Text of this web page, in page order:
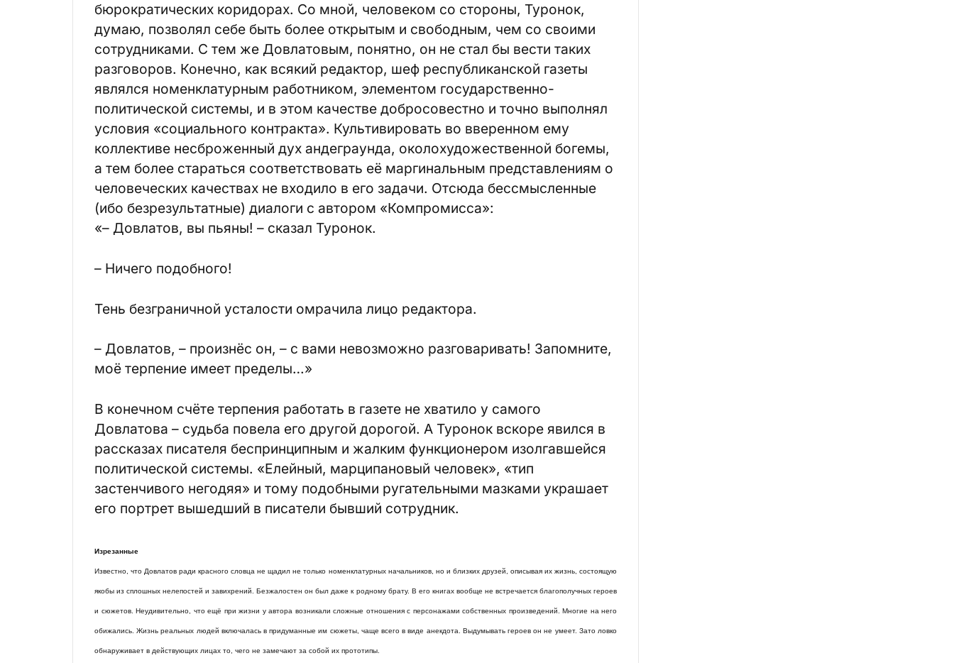
бюрократических коридорах. Со мной, человеком со стороны, Туронок,
думаю, позволял себе быть более открытым и свободным, чем со своими
сотрудниками. С тем же Довлатовым, понятно, он не стал бы вести таких
разговоров. Конечно, как всякий редактор, шеф республиканской газеты
являлся номенклатурным работником, элементом государственно-
политической системы, и в этом качестве добросовестно и точно выполнял
условия «социального контракта». Культивировать во вверенном ему
коллективе несброженный дух андеграунда, околохудожественной богемы,
а тем более стараться соответствовать её маргинальным представлениям о
человеческих качествах не входило в его задачи. Отсюда бессмысленные
(ибо безрезультатные) диалоги с автором «Компромисса»:
«– Довлатов, вы пьяны! – сказал Туронок.
– Ничего подобного!
Тень безграничной усталости омрачила лицо редактора.
– Довлатов, – произнёс он, – с вами невозможно разговаривать! Запомните,
моё терпение имеет пределы…»
В конечном счёте терпения работать в газете не хватило у самого
Довлатова – судьба повела его другой дорогой. А Туронок вскоре явился в
рассказах писателя беспринципным и жалким функционером изолгавшейся
политической системы. «Елейный, марципановый человек», «тип
застенчивого негодяя» и тому подобными ругательными мазками украшает
его портрет вышедший в писатели бывший сотрудник.
Изрезанные
Известно, что Довлатов ради красного словца не щадил не только номенклатурных начальников, но и близких друзей, описывая их жизнь, состоящую
якобы из сплошных нелепостей и завихрений. Безжалостен он был даже к родному брату. В его книгах вообще не встречается благополучных героев
и сюжетов. Неудивительно, что ещё при жизни у автора возникали сложные отношения с персонажами собственных произведений. Многие на него
обижались. Жизнь реальных людей включалась в придуманные им сюжеты, чаще всего в виде анекдота. Выдумывать героев он не умеет. Зато ловко
обнаруживает в действующих лицах то, чего не замечают за собой их прототипы.